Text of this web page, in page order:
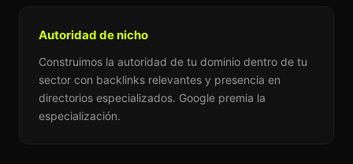
Autoridad de nicho
Construimos la autoridad de tu dominio dentro de tu
sector con backlinks relevantes y presencia en
directorios especializados. Google premia la
especialización.